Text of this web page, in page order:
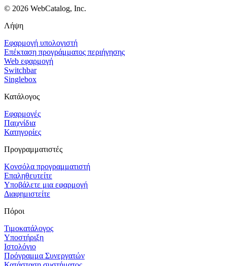
© 2026 WebCatalog, Inc.
Λήψη
Εφαρμογή υπολογιστή
Επέκταση προγράμματος περιήγησης
Web εφαρμογή
Switchbar
Singlebox
Κατάλογος
Εφαρμογές
Παιχνίδια
Κατηγορίες
Προγραμματιστές
Κονσόλα προγραμματιστή
Επαληθευτείτε
Υποβάλετε μια εφαρμογή
Διαφημιστείτε
Πόροι
Τιμοκατάλογος
Υποστήριξη
Ιστολόγιο
Πρόγραμμα Συνεργατών